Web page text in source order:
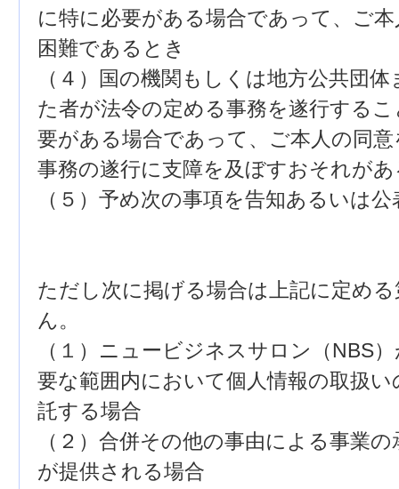
に特に必要がある場合であって、ご
困難であるとき
（４）国の機関もしくは地方公共団
た者が法令の定める事務を遂行する
要がある場合であって、ご本人の同
事務の遂行に支障を及ぼすおそれが
（５）予め次の事項を告知あるいは
ただし次に掲げる場合は上記に定め
ん。
（１）ニュービジネスサロン（NBS
要な範囲内において個人情報の取扱
託する場合
（２）合併その他の事由による事業
が提供される場合